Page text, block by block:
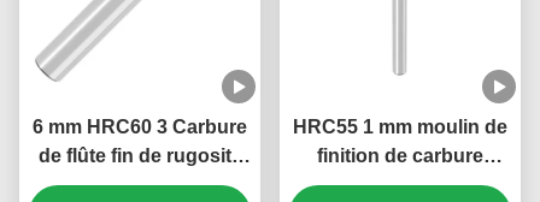
6 mm HRC60 3 Carbure
de flûte fin de rugosité
moulins pour l'acier
HRC55 1 mm moulin de
finition de carbure
solide 2 flûtes long cou